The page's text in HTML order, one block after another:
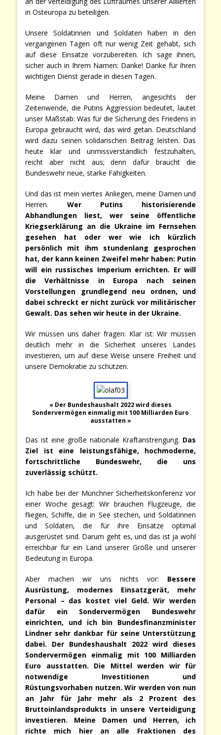
in Osteuropa zu beteiligen.
Unsere Soldatinnen und Soldaten haben in den
vergangenen Tagen oft nur wenig Zeit gehabt, sich
auf diese Einsätze vorzubereiten. Ich sage ihnen,
sicher auch in Ihrem Namen: Danke! Danke für ihren
wichtigen Dienst gerade in diesen Tagen.
Meine Damen und Herren, angesichts der
Zeitenwende, die Putins Aggression bedeutet, lautet
unser Maßstab: Was für die Sicherung des Friedens in
Europa gebraucht wird, das wird getan. Deutschland
wird dazu seinen solidarischen Beitrag leisten. Das
heute klar und unmissverständlich festzuhalten,
reicht aber nicht aus; denn dafür braucht die
Bundeswehr neue, starke Fähigkeiten.
Und das ist mein viertes Anliegen, meine Damen und
Herren. Wer Putins historisierende
Abhandlungen liest, wer seine öffentliche
Kriegserklärung an die Ukraine im Fernsehen
gesehen hat oder wer wie ich kürzlich
persönlich mit ihm stundenlang gesprochen
hat, der kann keinen Zweifel mehr haben: Putin
will ein russisches Imperium errichten. Er will
die Verhältnisse in Europa nach seinen
Vorstellungen grundlegend neu ordnen, und
dabei schreckt er nicht zurück vor militärischer
Gewalt. Das sehen wir heute in der Ukraine.
Wir müssen uns daher fragen: Klar ist: Wir müssen
deutlich mehr in die Sicherheit unseres Landes
investieren, um auf diese Weise unsere Freiheit und
unsere Demokratie zu schützen.
« Der Bundeshaushalt 2022 wird dieses
Sondervermögen einmalig mit 100 Milliarden Euro
ausstatten »
Das ist eine große nationale Kraftanstrengung. Das
Ziel ist eine leistungsfähige, hochmoderne,
fortschrittliche Bundeswehr, die uns
zuverlässig schützt.
Ich habe bei der Münchner Sicherheitskonferenz vor
einer Woche gesagt: Wir brauchen Flugzeuge, die
fliegen, Schiffe, die in See stechen, und Soldatinnen
und Soldaten, die für ihre Einsätze optimal
ausgerüstet sind. Darum geht es, und das ist ja wohl
erreichbar für ein Land unserer Größe und unserer
Bedeutung in Europa.
Aber machen wir uns nichts vor: Bessere
Ausrüstung, modernes Einsatzgerät, mehr
Personal – das kostet viel Geld. Wir werden
dafür ein Sondervermögen Bundeswehr
einrichten, und ich bin Bundesfinanzminister
Lindner sehr dankbar für seine Unterstützung
dabei. Der Bundeshaushalt 2022 wird dieses
Sondervermögen einmalig mit 100 Milliarden
Euro ausstatten.
Die Mittel werden wir für
notwendige Investitionen und
Rüstungsvorhaben nutzen. Wir werden von nun
an Jahr für Jahr mehr als 2 Prozent des
Bruttoinlandsprodukts in unsere Verteidigung
investieren. Meine Damen und Herren, ich
richte mich hier an alle Fraktionen des